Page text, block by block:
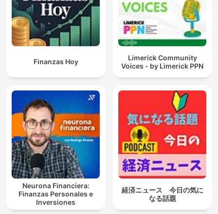
Finanzas Hoy
Limerick Community
Voices - by Limerick PPN
Neurona Financiera:
Finanzas Personales e
Inversiones
経済ニュース 今日の気に
なる話題